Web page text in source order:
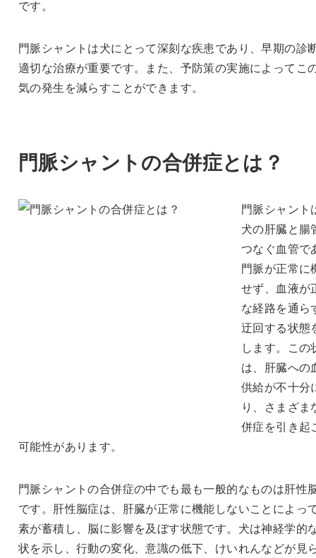
です。
門脈シャントは犬にとって深刻な疾患であり、早期の診
適切な治療が重要です。また、予防策の実施によってこ
気の発生を減らすことができます。
門脈シャントの合併症とは？
門脈シャント
犬の肝臓と腸
つなぐ血管で
門脈が正常に
せず、血液が
な経路を通ら
迂回する状態
します。この
は、肝臓への
供給が不十分
り、さまざま
併症を引き起
可能性があります。
門脈シャントの合併症の中でも最も一般的なものは肝性
です。肝性脳症は、肝臓が正常に機能しないことによっ
素が蓄積し、脳に影響を及ぼす状態です。犬は神経学的
状を示し、行動の変化、意識の低下、けいれんなどが見